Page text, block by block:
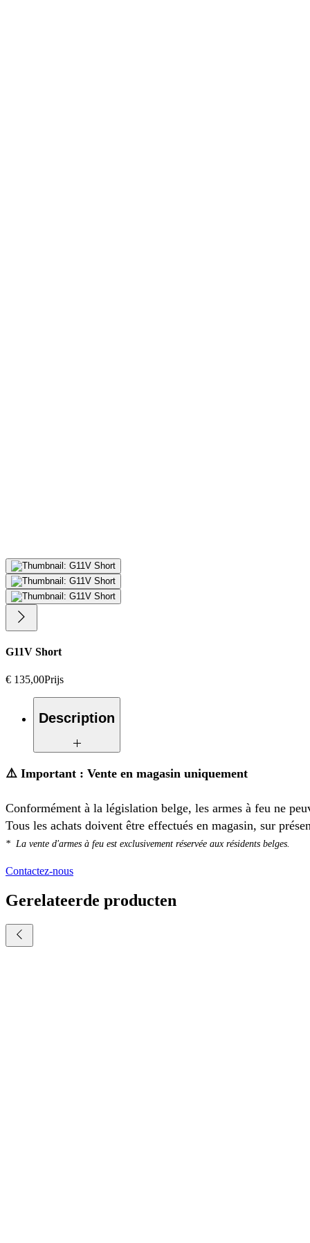
G11V Short
€ 135,00Prijs
Description
Connexion Kenwood
Poids 220 g
Poids de la livraison 590 g
⚠️ Important : Vente en magasin uniquement
Conformément à la législation belge, les armes à feu ne
Tous les achats doivent être effectués en magasin, sur
* La vente d'armes à feu est exclusivement réservée aux résidents belges.
Contactez-nous
Gerelateerde producten